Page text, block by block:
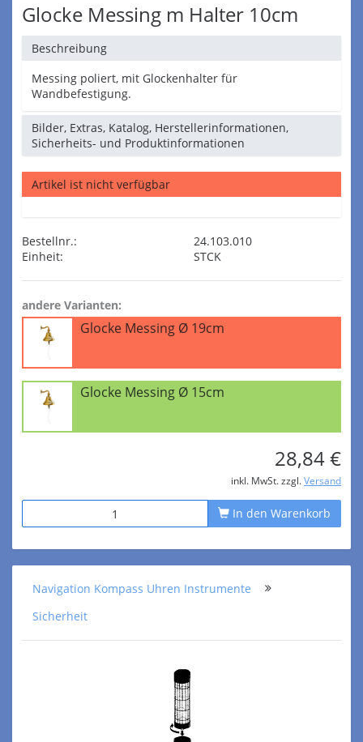
Glocke Messing m Halter 10cm
Beschreibung
Messing poliert, mit Glockenhalter für
Wandbefestigung.
Bilder, Extras, Katalog, Herstellerinformationen,
Sicherheits- und Produktinformationen
Artikel ist nicht verfügbar
Bestellnr.:
24.103.010
Einheit:
STCK
andere Varianten:
Glocke Messing Ø 19cm
Glocke Messing Ø 15cm
28,84 €
inkl. MwSt. zzgl. Versand
In den Warenkorb
Navigation Kompass Uhren Instrumente
Sicherheit